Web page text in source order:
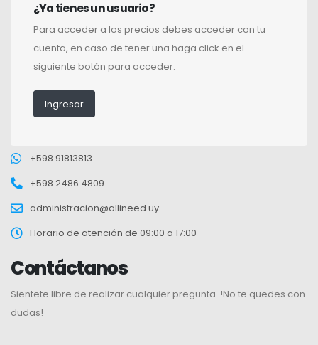
¿Ya tienes un usuario?
Para acceder a los precios debes acceder con tu
cuenta, en caso de tener una haga click en el
siguiente botón para acceder.
Ingresar
+598 91813813
+598 2486 4809
administracion@allineed.uy
Horario de atención de 09:00 a 17:00
Contáctanos
Sientete libre de realizar cualquier pregunta. !No te quedes con
dudas!